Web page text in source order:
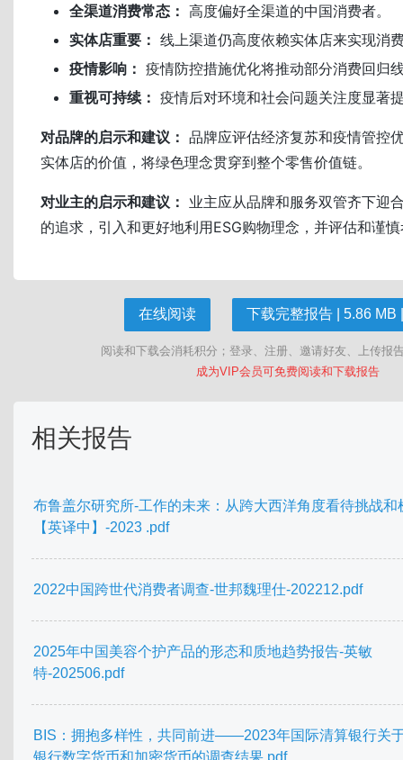
全渠道消费常态： 高度偏好全渠道的中国消费者。
实体店重要： 线上渠道仍高度依赖实体店来实现消
疫情影响： 疫情防控措施优化将推动部分消费回归
重视可持续： 疫情后对环境和社会问题关注度显著
对品牌的启示和建议： 品牌应评估经济复苏和疫情管控
实体店的价值，将绿色理念贯穿到整个零售价值链。
对业主的启示和建议： 业主应从品牌和服务双管齐下迎
的追求，引入和更好地利用ESG购物理念，并评估和谨
在线阅读 下载完整报告 | 5.86 MB
阅读和下载会消耗积分；登录、注册、邀请好友、上传报
成为VIP会员可免费阅读和下载报告
相关报告
布鲁盖尔研究所-工作的未来：从跨大西洋角度看待挑战和
【英译中】-2023 .pdf
2022中国跨世代消费者调查-世邦魏理仕-202212.pdf
2025年中国美容个护产品的形态和质地趋势报告-英敏
特-202506.pdf
BIS：拥抱多样性，共同前进——2023年国际清算银行关
银行数字货币和加密货币的调查结果.pdf